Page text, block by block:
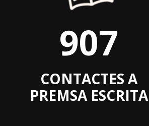
907
CONTACTES A
PREMSA ESCRITA